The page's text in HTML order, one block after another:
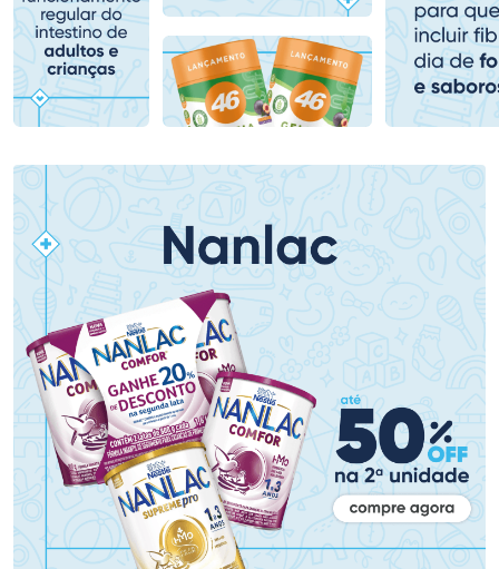
Comprar sem Desconto
Por R$ 80,99/cada
Comprar sem Desconto
Por R$ 80,99/cada
Comprar sem Desconto
Por R$ 79,90/cada
Comprar sem Desconto
Por R$ 79,90/cada